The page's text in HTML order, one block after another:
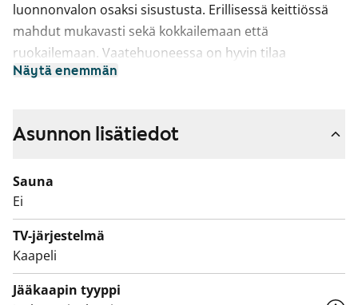
luonnonvalon osaksi sisustusta. Erillisessä keittiössä
mahdut mukavasti sekä kokkailemaan että
ruokailemaan. Vaatehuoneessa on hyvin tilaa
säilytykselle.
makuuhuoneissa ja vaatehuoneessa mukailee
harmaat. Seinät on maalattu vaalean harmaiksi ja
tehosteseinän sävy on vihreä. Keittiön raikkaan
valkoiset kalusteet ovat SATOn Kide-mallistoa. Ylä- ja
alakaappien välisessä tilassa on kuvioitu
komposiittilevy ja työtaso on harmaata laminaattia.
Varustukseen kuuluu jääkaappipakastin,
Näytä enemmän
Asunnon lisätiedot
Sauna
Ei
TV-järjestelmä
Kaapeli
Jääkaapin tyyppi